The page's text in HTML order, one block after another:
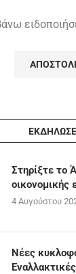
Στηρίξτε το
οικονομικής
4 Αυγούστου
Νέες